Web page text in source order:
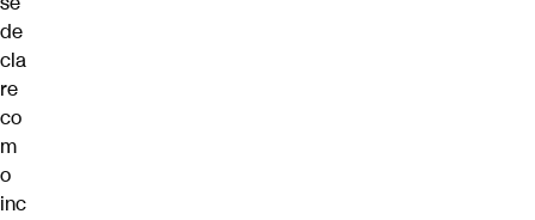
de
cla
re
co
m
o
inc